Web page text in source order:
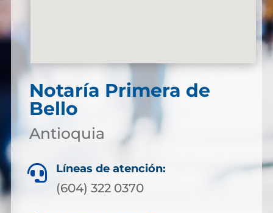
Notaría Primera de
Bello
Antioquia
 Líneas de atención:
(604) 322 0370